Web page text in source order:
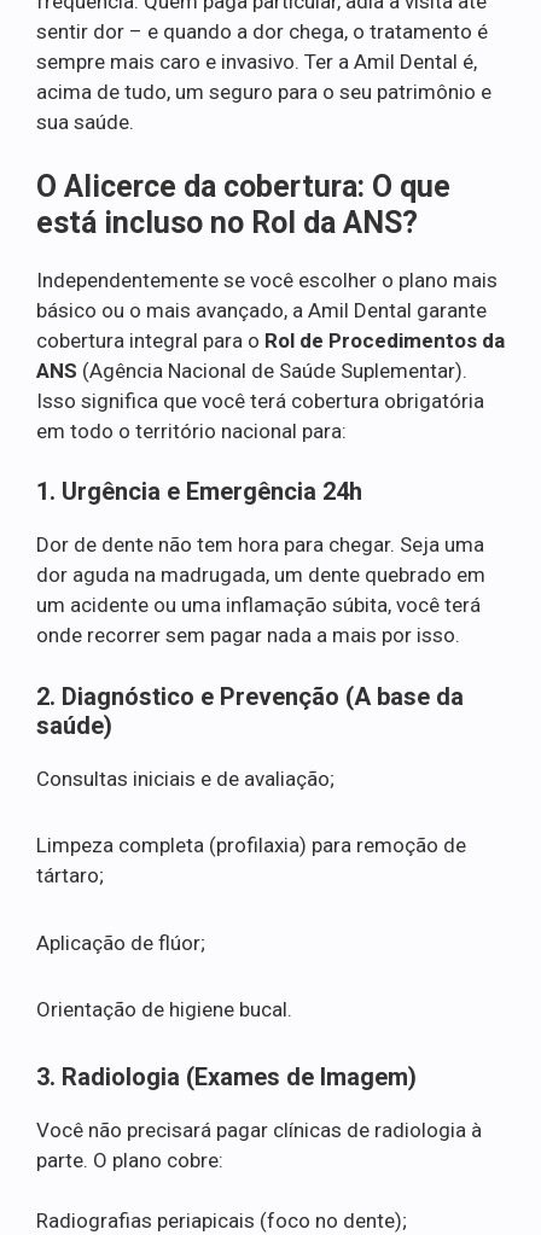
sentir dor – e quando a dor chega, o tratamento é
sempre mais caro e invasivo. Ter a Amil Dental é,
acima de tudo, um seguro para o seu patrimônio e
sua saúde.
O Alicerce da cobertura: O que
está incluso no Rol da ANS?
Independentemente se você escolher o plano mais
básico ou o mais avançado, a Amil Dental garante
cobertura integral para o Rol de Procedimentos da
ANS (Agência Nacional de Saúde Suplementar).
Isso significa que você terá cobertura obrigatória
em todo o território nacional para:
1. Urgência e Emergência 24h
Dor de dente não tem hora para chegar. Seja uma
dor aguda na madrugada, um dente quebrado em
um acidente ou uma inflamação súbita, você terá
onde recorrer sem pagar nada a mais por isso.
2. Diagnóstico e Prevenção (A base da
saúde)
Consultas iniciais e de avaliação;
Limpeza completa (profilaxia) para remoção de
tártaro;
Aplicação de flúor;
Orientação de higiene bucal.
3. Radiologia (Exames de Imagem)
Você não precisará pagar clínicas de radiologia à
parte. O plano cobre:
Radiografias periapicais (foco no dente);